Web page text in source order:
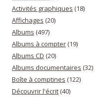
Activités graphiques (18)
Affichages (20)
Albums (497)
Albums à compter (19)
Albums CD (20)
Albums documentaires (32)
Boîte à comptines (122)
Découvrir l'écrit (40)